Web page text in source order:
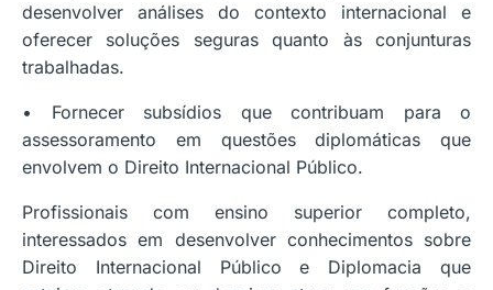
desenvolver análises do contexto internacional e
oferecer soluções seguras quanto às conjunturas
trabalhadas.
• Fornecer subsídios que contribuam para o
assessoramento em questões diplomáticas que
envolvem o Direito Internacional Público.
Profissionais com ensino superior completo,
interessados em desenvolver conhecimentos sobre
Direito Internacional Público e Diplomacia que